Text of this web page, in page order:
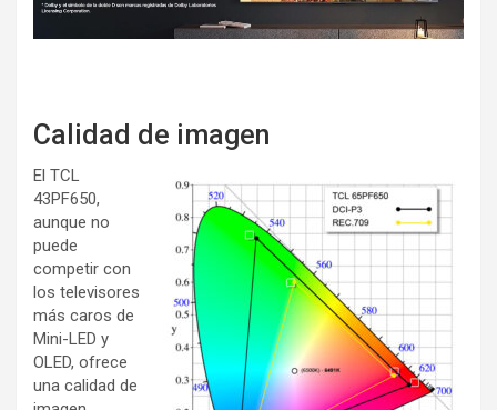
Calidad de imagen
El TCL
43PF650,
aunque no
puede
competir con
los televisores
más caros de
Mini-LED y
OLED, ofrece
una calidad de